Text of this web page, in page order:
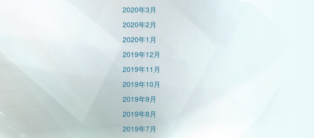
2020年3月
2020年2月
2020年1月
2019年12月
2019年11月
2019年10月
2019年9月
2019年8月
2019年7月